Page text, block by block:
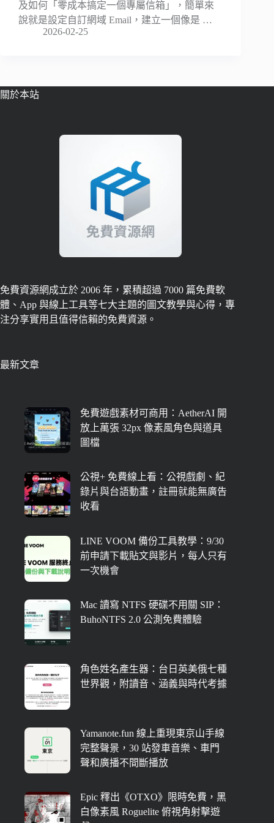
及如何「零成本搞定一個專屬信箱」，簡單來
說就是設定自訂網域 Email，建立一個像是 …
2026-02-25
關於本站
免費資源網成立於 2006 年，累積超過 7000 篇免費軟
體、App 與線上工具等七大主題的圖文教學與心得，專
注分享實用且值得信賴的免費資源。
最新文章
免費遊戲素材可商用：AetherAI 開
放上萬張 32px 像素風角色與道具
圖檔
公視+ 免費線上看：公視戲劇、紀
錄片與台語動畫，註冊就能無廣告
收看
LINE VOOM 備份工具教學：9/30
前申請下載貼文與影片，每人只有
一次機會
Mac 讀寫 NTFS 硬碟不用關 SIP：
BuhoNTFS 2.0 公測免費體驗
角色姓名產生器：台日英美俄七種
世界觀，附讀音、涵義與時代考據
Yamanote.fun 線上重現東京山手線
完整聲景，30 站發車音樂、車門
聲和廣播不間斷播放
Epic 釋出《OTXO》限時免費，黑
白像素風 Roguelite 俯視角射擊遊